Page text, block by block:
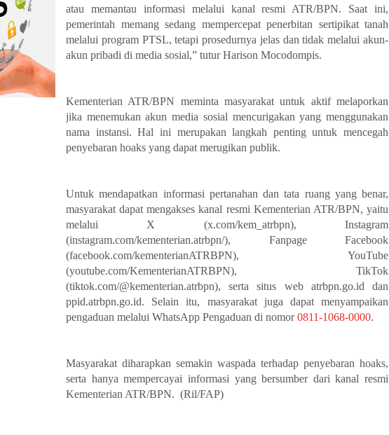
atau memantau informasi melalui kanal resmi ATR/BPN. Saat ini,
pemerintah memang sedang mempercepat penerbitan sertipikat tanah
melalui program PTSL, tetapi prosedurnya jelas dan tidak melalui akun-
akun pribadi di media sosial,” tutur Harison Mocodompis.
Kementerian ATR/BPN meminta masyarakat untuk aktif melaporkan
jika menemukan akun media sosial mencurigakan yang menggunakan
nama instansi. Hal ini merupakan langkah penting untuk mencegah
penyebaran hoaks yang dapat merugikan publik.
Untuk mendapatkan informasi pertanahan dan tata ruang yang benar,
masyarakat dapat mengakses kanal resmi Kementerian ATR/BPN, yaitu
melalui X (x.com/kem_atrbpn), Instagram
(instagram.com/kementerian.atrbpn/), Fanpage Facebook
(facebook.com/kementerianATRBPN), YouTube
(youtube.com/KementerianATRBPN), TikTok
(tiktok.com/@kementerian.atrbpn), serta situs web atrbpn.go.id dan
ppid.atrbpn.go.id. Selain itu, masyarakat juga dapat menyampaikan
pengaduan melalui WhatsApp Pengaduan di nomor0811-1068-0000.
Masyarakat diharapkan semakin waspada terhadap penyebaran hoaks,
serta hanya mempercayai informasi yang bersumber dari kanal resmi
Kementerian ATR/BPN. (Ril/FAP)